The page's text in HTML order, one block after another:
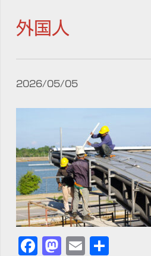
外国人
2026/05/05
Facebook
Mastodon
Email